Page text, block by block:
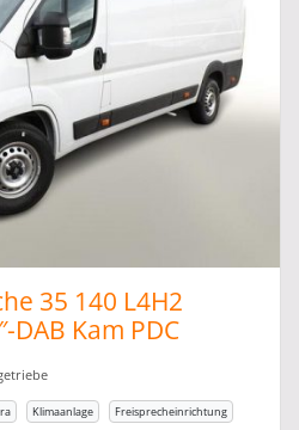
35 140 L4H2
DAB Kam PDC
Klimaanlage
Freisprecheinrichtung